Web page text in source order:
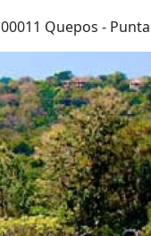
00011 Quepos -